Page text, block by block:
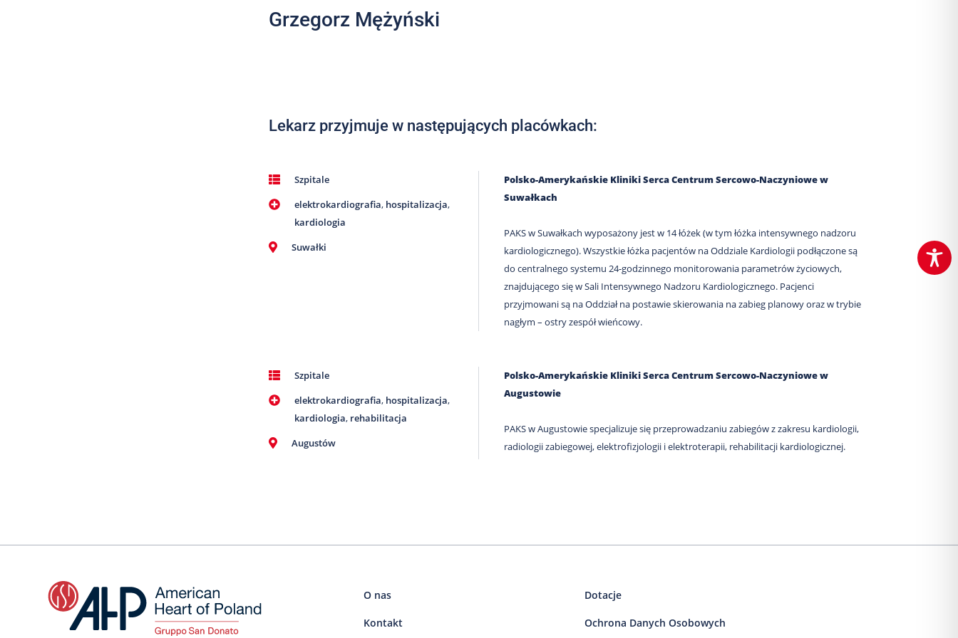
Grzegorz Mężyński
Lekarz przyjmuje w następujących placówkach:
Szpitale
elektrokardiografia, hospitalizacja,
kardiologia
Suwałki
Polsko-Amerykańskie Kliniki Serca Centrum Sercowo-Naczyniowe w
Suwałkach
PAKS w Suwałkach wyposażony jest w 14 łóżek (w tym łóżka intensywnego nadzoru
kardiologicznego). Wszystkie łóżka pacjentów na Oddziale Kardiologii podłączone są
do centralnego systemu 24-godzinnego monitorowania parametrów życiowych,
znajdującego się w Sali Intensywnego Nadzoru Kardiologicznego. Pacjenci
przyjmowani są na Oddział na postawie skierowania na zabieg planowy oraz w trybie
nagłym – ostry zespół wieńcowy.
Szpitale
elektrokardiografia, hospitalizacja,
kardiologia, rehabilitacja
Augustów
Polsko-Amerykańskie Kliniki Serca Centrum Sercowo-Naczyniowe w
Augustowie
PAKS w Augustowie specjalizuje się przeprowadzaniu zabiegów z zakresu kardiologii,
radiologii zabiegowej, elektrofizjologii i elektroterapii, rehabilitacji kardiologicznej.
O nas
Kontakt
Dotacje
Ochrona Danych Osobowych